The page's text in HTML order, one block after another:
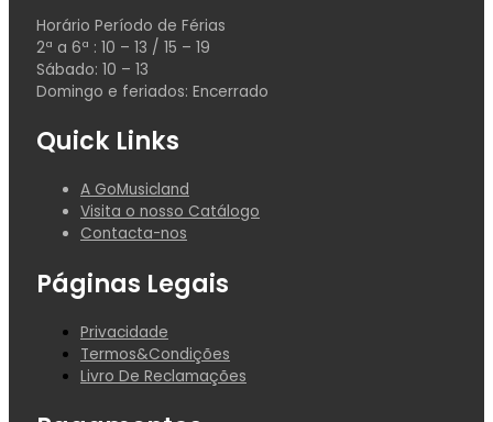
Horário Período de Férias
2ª a 6ª : 10 – 13 / 15 – 19
Sábado: 10 – 13
Domingo e feriados: Encerrado
Quick Links
A GoMusicland
Visita o nosso Catálogo
Contacta-nos
Páginas Legais
Privacidade
Termos&Condições
Livro De Reclamações